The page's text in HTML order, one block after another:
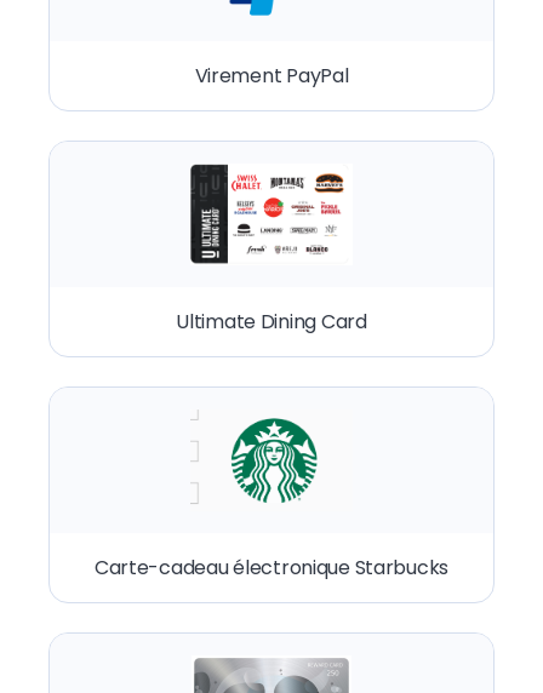
Virement PayPal
Ultimate Dining Card
Carte-cadeau électronique Starbucks